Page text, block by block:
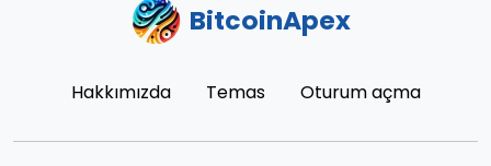
BitcoinApex
Hakkımızda Temas Oturum açma